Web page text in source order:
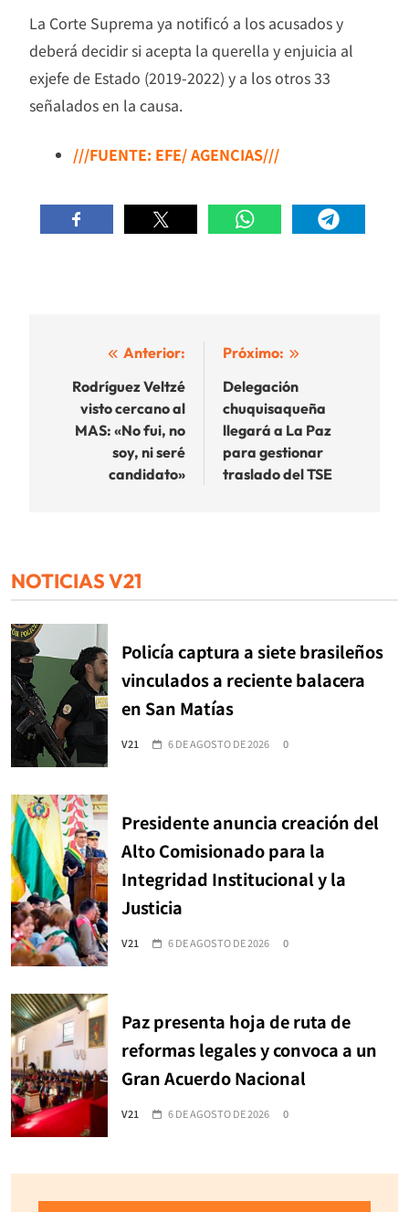
La Corte Suprema ya notificó a los acusados y
deberá decidir si acepta la querella y enjuicia al
exjefe de Estado (2019-2022) y a los otros 33
señalados en la causa.
///FUENTE: EFE/ AGENCIAS///
Navegación
entradas
Anterior:
Rodríguez Veltzé
visto cercano al
MAS: «No fui, no
soy, ni seré
candidato»
Próximo:
Delegación
chuquisaqueña
llegará a La Paz
para gestionar
traslado del TSE
NOTICIAS V21
Policía captura a siete brasileños
vinculados a reciente balacera
en San Matías
V21 6 DE AGOSTO DE 2026 0
Presidente anuncia creación del
Alto Comisionado para la
Integridad Institucional y la
Justicia
V21 6 DE AGOSTO DE 2026 0
Paz presenta hoja de ruta de
reformas legales y convoca a un
Gran Acuerdo Nacional
V21 6 DE AGOSTO DE 2026 0